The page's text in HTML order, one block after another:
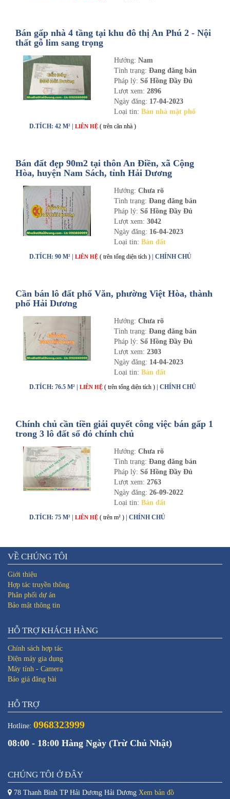
Bán gấp nhà 4 tầng tại khu đô thị An Phú 2 - Nội
thất gỗ lim sang trọng
Hướng: Nam
Tình trạng: Đang đăng bán
Pháp lý: Sổ Hồng Đầy Đủ
Lượt xem: 2896
Ngày đăng: 17-04-2023
Loại tin: Bán nhà mặt phố
D.TÍCH: 42 M² | LIÊN HỆ ( trên căn nhà )
Bán đất đẹp 90m2 tại thôn An Điền, xã Cộng
Hòa, huyện Nam Sách, tỉnh Hải Dương
Hướng: Chưa rõ
Tình trạng: Đang đăng bán
Pháp lý: Sổ Hồng Đầy Đủ
Lượt xem: 3042
Ngày đăng: 16-04-2023
Loại tin: Bán đất
D.TÍCH: 90 M² | LIÊN HỆ ( trên tổng diện tích ) | CHÍNH CHỦ
Cần bán lô đất phố Văn, phường Việt Hòa, thành
phố Hải Dương
Hướng: Chưa rõ
Tình trạng: Đang đăng bán
Pháp lý: Sổ Hồng Đầy Đủ
Lượt xem: 2303
Ngày đăng: 14-04-2023
Loại tin: Bán đất
D.TÍCH: 76.5 M² | LIÊN HỆ ( trên tổng diện tích ) | CHÍNH CHỦ
Chính chủ cần tiền giải quyết công việc bán gấp 1
trong 3 lô đất sổ đỏ chính chủ
Hướng: Chưa rõ
Tình trạng: Đang đăng bán
Pháp lý: Sổ Hồng Đầy Đủ
Lượt xem: 2763
Ngày đăng: 26-09-2022
Loại tin: Bán đất
D.TÍCH: 75 M² | LIÊN HỆ ( trên m² ) | CHÍNH CHỦ
VỀ CHÚNG TÔI
Giới thiệu
Hợp tác truyền thông
Phân phối dự án
Bảo mật thông tin
HỖ TRỢ KHÁCH HÀNG
Chính sách hợp tác
Điện máy gia dụng
Máy tính - Camera
Báo giá đăng bài
HỖ TRỢ
Hotline: 0968323999
08:00 - 18:00 Hàng Ngày (Trừ Chủ Nhật)
CHÚNG TÔI Ở ĐÂY
78 Thanh Bình TP Hải Dương Hải Dương Xem bản đồ